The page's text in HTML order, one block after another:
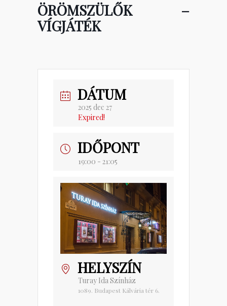
ÖRÖMSZÜLŐK –
VÍGJÁTÉK
DÁTUM
2025 dec 27
Expired!
IDŐPONT
19:00 - 21:05
HELYSZÍN
Turay Ida Színház
1089. Budapest Kálvária tér 6.